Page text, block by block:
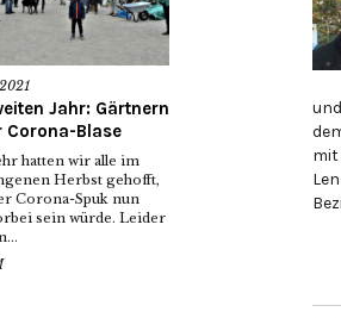
Jahr: Gärtnern
Corona-Blase
hatten wir alle im
Herbst gehofft,
Corona-Spuk nun
sein würde. Leider
mit